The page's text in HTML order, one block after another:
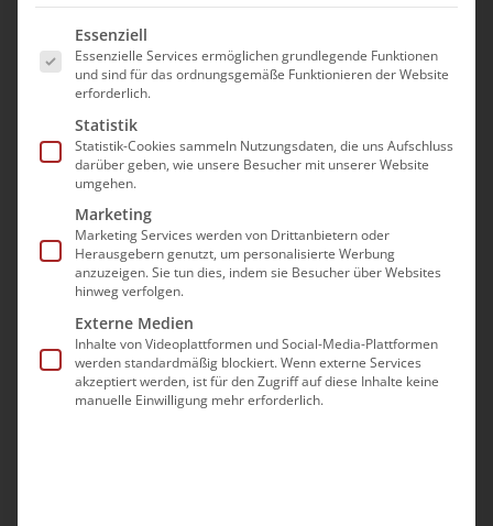
Einrichtung*
Mitgliedsnummer*
E-Mail*
Es folgt eine Liste der Service-Gruppen, für die
Essenziell
Essenzielle Services ermöglichen grundlegende Funktionen
und sind für das ordnungsgemäße Funktionieren der Website
erforderlich.
Statistik
Statistik-Cookies sammeln Nutzungsdaten, die uns Aufschluss
darüber geben, wie unsere Besucher mit unserer Website
umgehen.
Marketing
Marketing Services werden von Drittanbietern oder
Herausgebern genutzt, um personalisierte Werbung
anzuzeigen. Sie tun dies, indem sie Besucher über Websites
hinweg verfolgen.
Externe Medien
Inhalte von Videoplattformen und Social-Media-Plattformen
werden standardmäßig blockiert. Wenn externe Services
akzeptiert werden, ist für den Zugriff auf diese Inhalte keine
manuelle Einwilligung mehr erforderlich.